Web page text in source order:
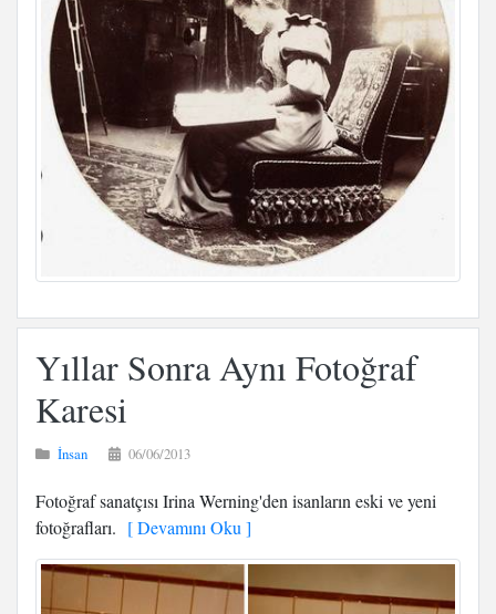
Yıllar Sonra Aynı Fotoğraf
Karesi
İnsan 06/06/2013
Fotoğraf sanatçısı Irina Werning'den isanların eski ve yeni
fotoğrafları. [ Devamını Oku ]